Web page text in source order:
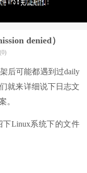
denied）
后可能都遇到过daily
就来详细说下日志文
。
Linux系统下的文件